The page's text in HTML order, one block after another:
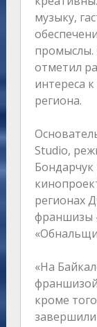
музыку,
промыслы.
отметил
интереса
региона.
Studio,
Бондарчук
регионах
франшизы
«На
кроме